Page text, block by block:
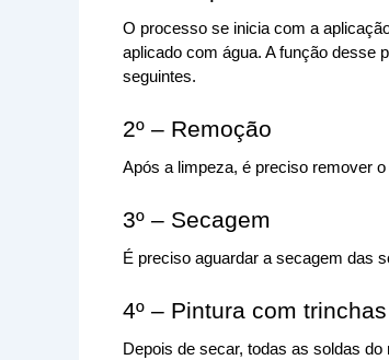
O processo se inicia com a
aplicado com água. A função desse
seguintes.
2º – Remoção
Após a limpeza, é preciso remover
3º – Secagem
É preciso aguardar a secagem das
4º – Pintura com trinchas
Depois de secar, todas as soldas